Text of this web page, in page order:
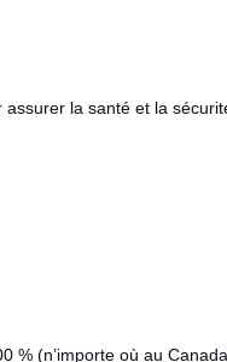
la santé et la
% (n’importe où au